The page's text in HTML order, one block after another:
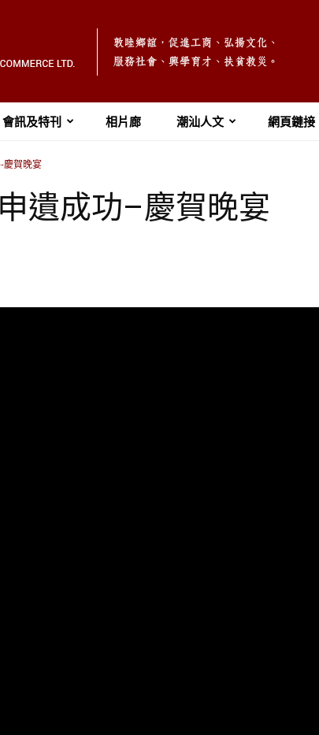
會訊及特刊 相片廊 潮汕人文 網頁鏈接
慶賀晚宴
遺成功–慶賀晚宴